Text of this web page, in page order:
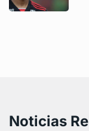
Noticias